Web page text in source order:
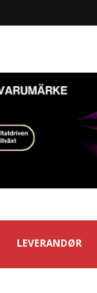
LEVERANDØR